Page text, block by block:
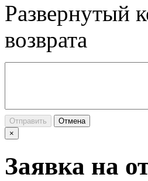
Развернутый
возврата
Отправить
Отмена
×
Заявка на